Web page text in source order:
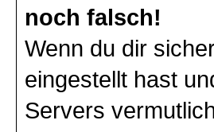
noch falsch!
Wenn du dir
eingestellt hast
Servers